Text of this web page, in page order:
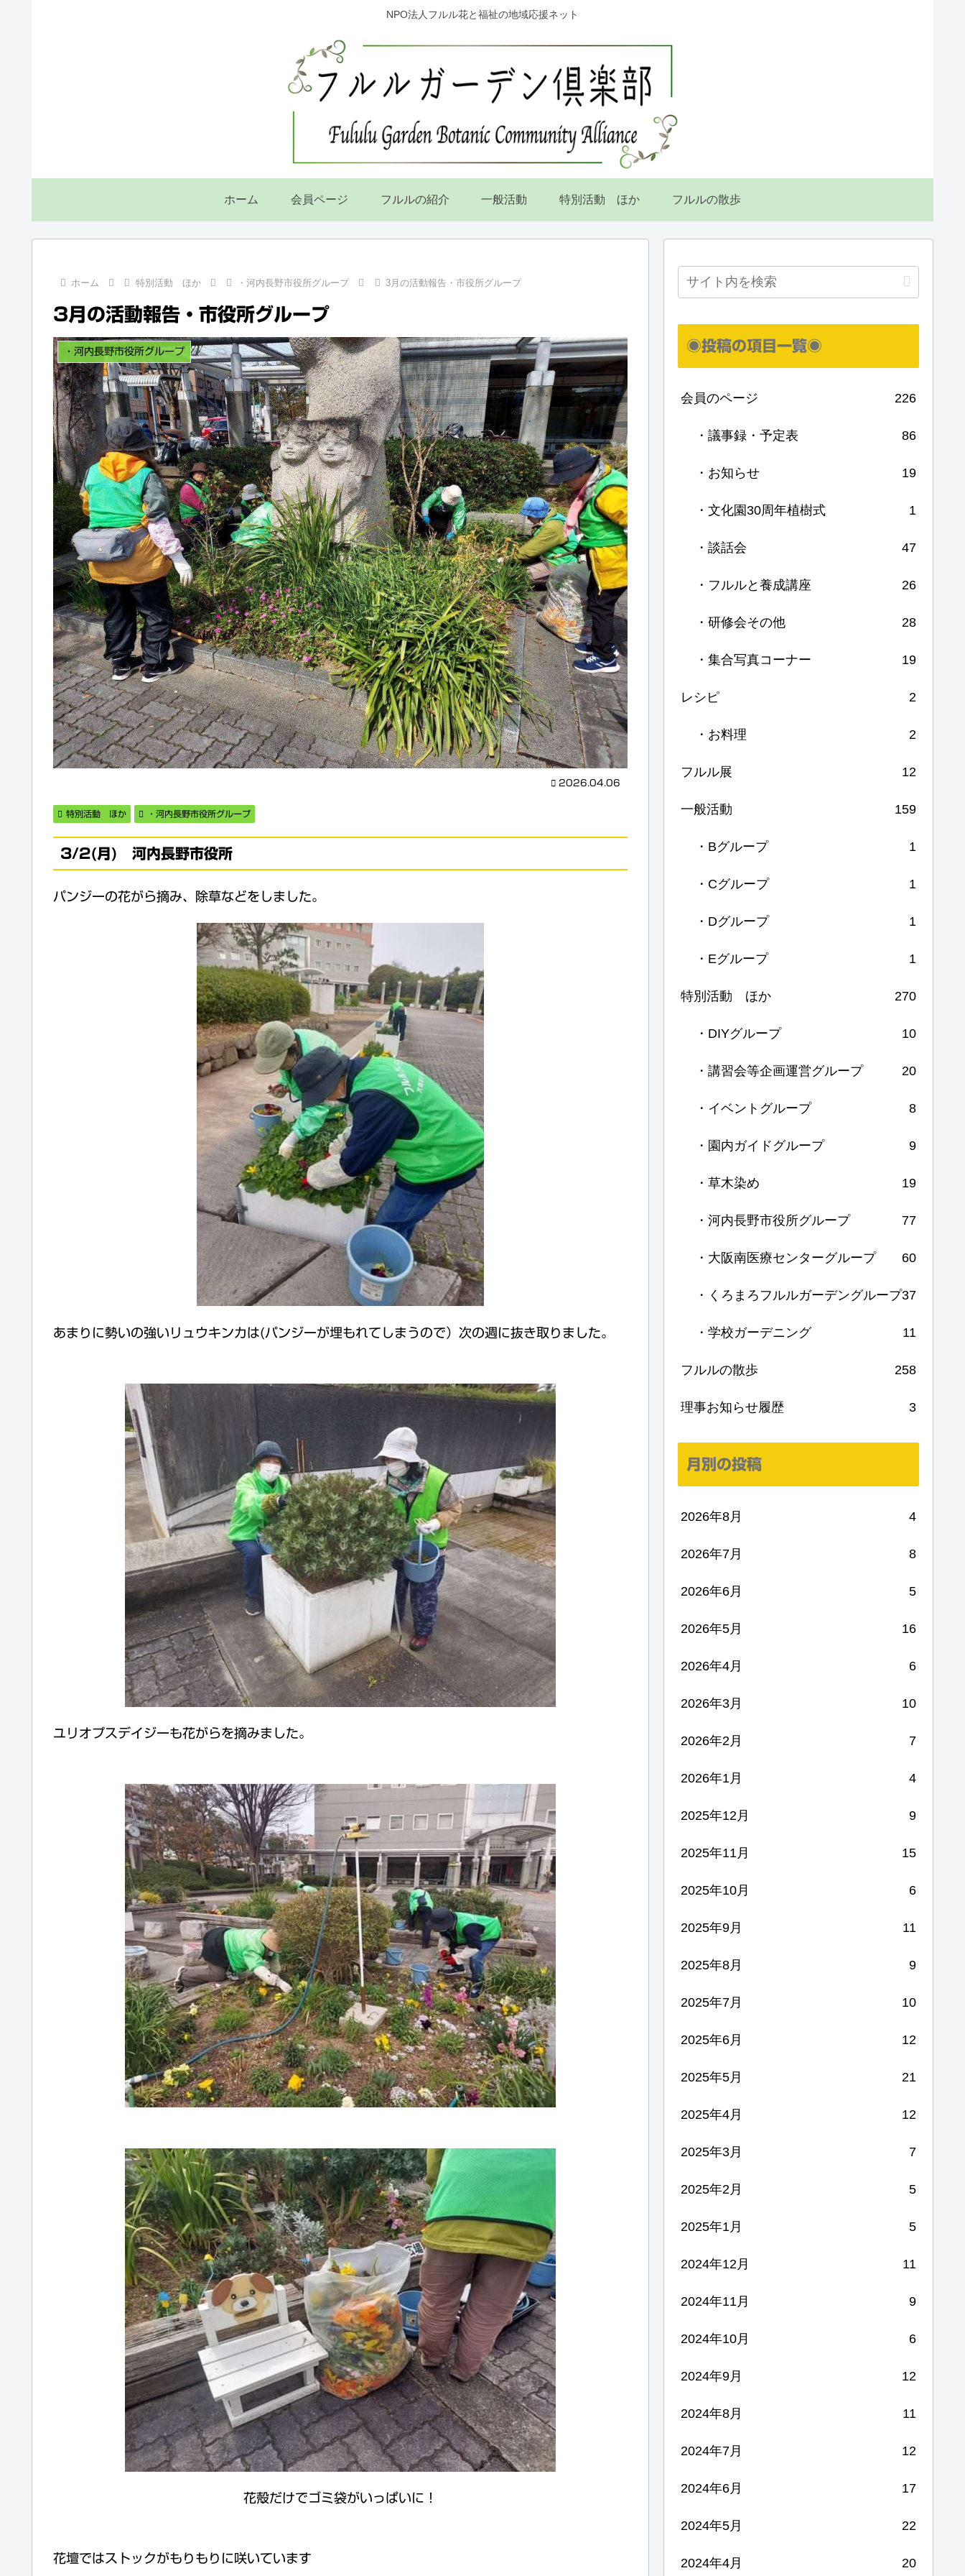
NPO法人フルル花と福祉の地域応援ネット
ホーム 会員ページ フルルの紹介 一般活動 特別活動 ほか フルルの散歩
ホーム 特別活動 ほか ・河内長野市役所グループ 3月の活動報告・市役所グループ
3月の活動報告・市役所グループ
・河内長野市役所グループ
2026.04.06
特別活動 ほか ・河内長野市役所グループ
3/2(月) 河内長野市役所
パンジーの花がら摘み、除草などをしました。
あまりに勢いの強いリュウキンカは(パンジーが埋もれてしまうので）次の週に抜き取りました。
ユリオプスデイジーも花がらを摘みました。
花殻だけでゴミ袋がいっぱいに！
花壇ではストックがもりもりに咲いています
◉投稿の項目一覧◉
会員のページ 226
・議事録・予定表 86
・お知らせ 19
・文化園30周年植樹式 1
・談話会 47
・フルルと養成講座 26
・研修会その他 28
・集合写真コーナー 19
レシピ 2
・お料理 2
フルル展 12
一般活動 159
・Bグループ 1
・Cグループ 1
・Dグループ 1
・Eグループ 1
特別活動 ほか 270
・DIYグループ 10
・講習会等企画運営グループ 20
・イベントグループ 8
・園内ガイドグループ 9
・草木染め 19
・河内長野市役所グループ 77
・大阪南医療センターグループ 60
・くろまろフルルガーデングループ37
・学校ガーデニング 11
フルルの散歩 258
理事お知らせ履歴 3
月別の投稿
2026年8月 4
2026年7月 8
2026年6月 5
2026年5月 16
2026年4月 6
2026年3月 10
2026年2月 7
2026年1月 4
2025年12月 9
2025年11月 15
2025年10月 6
2025年9月 11
2025年8月 9
2025年7月 10
2025年6月 12
2025年5月 21
2025年4月 12
2025年3月 7
2025年2月 5
2025年1月 5
2024年12月 11
2024年11月 9
2024年10月 6
2024年9月 12
2024年8月 11
2024年7月 12
2024年6月 17
2024年5月 22
2024年4月 20